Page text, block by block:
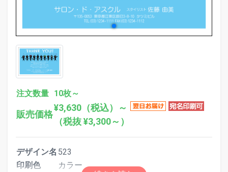
注文数量 10枚～
販売価格
¥3,630（税込）～
（税抜 ¥3,300～）
デザイン名 523
印刷色
カラー